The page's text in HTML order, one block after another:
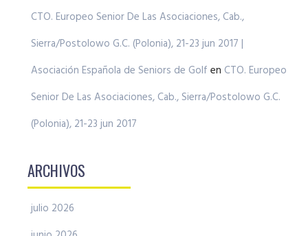
CTO. Europeo Senior De Las Asociaciones, Cab.,
Sierra/Postolowo G.C. (Polonia), 21-23 jun 2017 |
Asociación Española de Seniors de Golf en CTO. Europeo
Senior De Las Asociaciones, Cab., Sierra/Postolowo G.C.
(Polonia), 21-23 jun 2017
ARCHIVOS
julio 2026